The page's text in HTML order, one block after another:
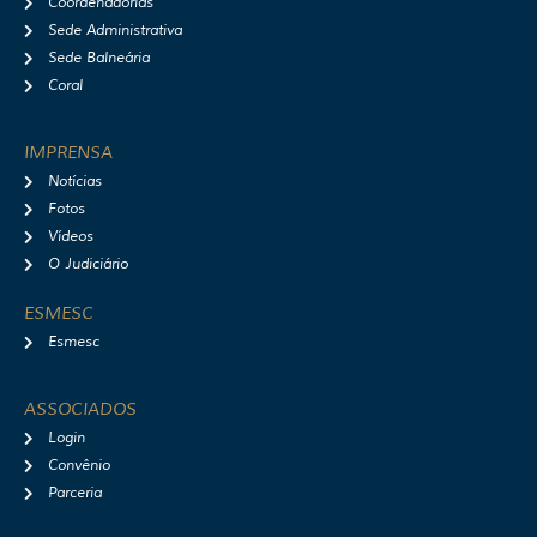
Sede Administrativa
Sede Balneária
Coral
IMPRENSA
Notícias
Fotos
Vídeos
O Judiciário
ESMESC
Esmesc
ASSOCIADOS
Login
Convênio
Parceria